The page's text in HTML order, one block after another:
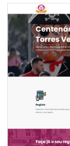
WEBSITE
DO
INTERNET